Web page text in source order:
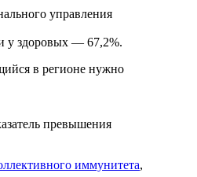
управления
у здоровых — 67,2%.
в регионе нужно
превышения
иммунитета,